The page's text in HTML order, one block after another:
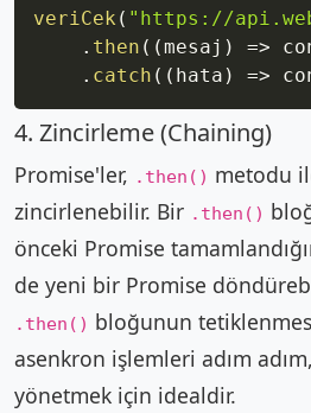
veriCek ( "https://
. then ( (mesaj ) =>
. catch ( ( hata ) =>
4. Zincirleme (Chaining)
Promise'ler, .then() metodu
zincirlenebilir. Bir .then()
önceki Promise
de yeni bir Promise
.then() bloğunun
asenkron işlemleri adım
yönetmek için idealdir.